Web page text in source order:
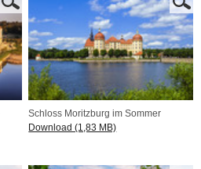
Schloss Moritzburg im Sommer
Download (1,83 MB)